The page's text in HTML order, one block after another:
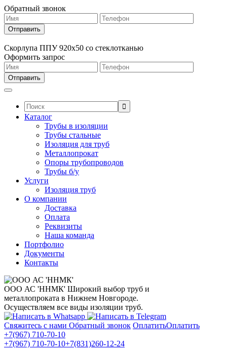
Обратный звонок
Скорлупа ППУ 920х50 со стеклотканью
Оформить запрос
Поиск:
Каталог
Трубы в изоляции
Трубы стальные
Изоляция для труб
Металлопрокат
Опоры трубопроводов
Трубы б/у
Услуги
Изоляция труб
О компании
Доставка
Оплата
Реквизиты
Наша команда
Портфолио
Документы
Контакты
ООО АС 'ННМК' Широкий выбор труб и
металлопроката в Нижнем Новгороде.
Осуществляем все виды изоляции труб.
Свяжитесь с нами Обратный звонок ОплатитьОплатить
+7(967) 710-70-10
+7(967) 710-70-10+7(831)260-12-24